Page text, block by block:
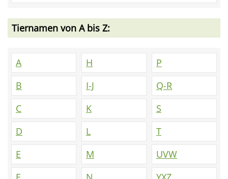
Tiernamen von A bis Z:
A
B
C
D
E
H
I-J
K
L
M
P
Q-R
S
T
UVW